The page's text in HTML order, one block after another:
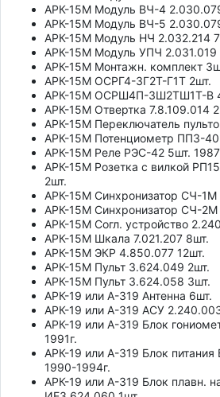
АРК-15М Модуль ВЧ-4
АРК-15М Модуль ВЧ-5
АРК-15М Модуль НЧ 2.032.214
АРК-15М Модуль УПЧ 2.031.019
АРК-15М Монтажн. комплект
АРК-15М ОСРГ4-3Г2Т-Г1Т 2шт.
АРК-15М ОСРШ4П-3Ш2ТШ1Т-В
АРК-15М Отвертка 7.8.109.014
АРК-15М Переключатель
АРК-15М Потенциометр ПП3-40
АРК-15М Реле РЭС-42 5шт.
АРК-15М Розетка с вилкой
2шт.
АРК-15М Синхронизатор СЧ-1М
АРК-15М Синхронизатор СЧ-2М
АРК-15М Согл. устройство
АРК-15М Шкала 7.021.207 8шт.
АРК-15М ЭКР 4.850.077 12шт.
АРК-15М Пульт 3.624.049 2шт.
АРК-15М Пульт 3.624.058 3шт.
АРК-19 или А-319 Антенна 6шт.
АРК-19 или А-319 АСУ
АРК-19 или А-319 Блок
1991г.
АРК-19 или А-319 Блок питания
1990-1994г.
АРК-19 или А-319 Блок плавн.